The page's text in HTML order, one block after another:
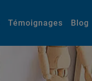
Témoignages Blog